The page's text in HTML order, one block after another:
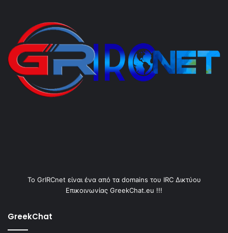
Το GrIRCnet είναι ένα από τα domains του IRC Δικτύου
Επικοινωνίας GreekChat.eu !!!
GreekChat